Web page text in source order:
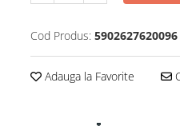
Cod Produs: 5902627620096
Adauga la Favorite